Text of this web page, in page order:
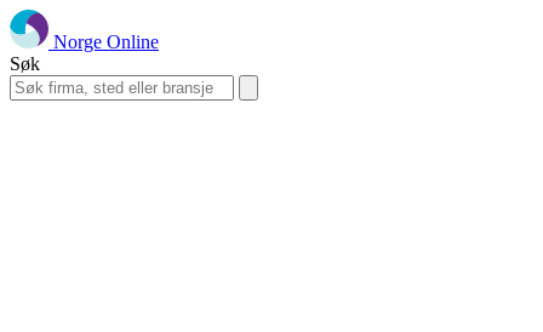
Norge Online
Søk